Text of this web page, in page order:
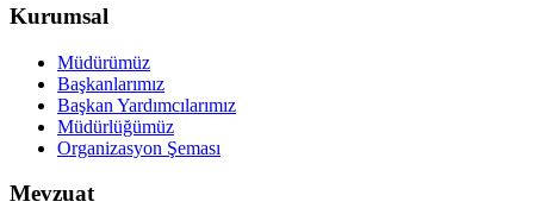
Kurumsal
Müdürümüz
Başkanlarımız
Başkan Yardımcılarımız
Müdürlüğümüz
Organizasyon Şeması
Mevzuat